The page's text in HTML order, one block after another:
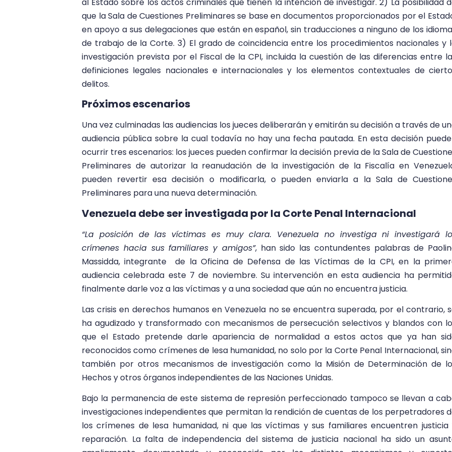
que la Sala de Cuestiones Preliminares se base en documentos proporcionados por el
en apoyo a sus delegaciones que están en español, sin traducciones a ninguno de los
de trabajo de la Corte. 3) El grado de coincidencia entre los procedimientos nacionales y
investigación prevista por el Fiscal de la CPI, incluida la cuestión de las diferencias entre
definiciones legales nacionales e internacionales y los elementos contextuales de
delitos.
Próximos escenarios
Una vez culminadas las audiencias los jueces deliberarán y emitirán su decisión a través de
audiencia pública sobre la cual todavía no hay una fecha pautada. En esta decisión
ocurrir tres escenarios: los jueces pueden confirmar la decisión previa de la Sala de
Preliminares de autorizar la reanudación de la investigación de la Fiscalía en
pueden revertir esa decisión o modificarla, o pueden enviarla a la Sala de
Preliminares para una nueva determinación.
Venezuela debe ser investigada por la Corte Penal Internacional
“La posición de las víctimas es muy clara. Venezuela no investiga ni investigará
crímenes hacia sus familiares y amigos”, han sido las contundentes palabras de
Massidda, integrante de la Oficina de Defensa de las Víctimas de la CPI, en la
audiencia celebrada este 7 de noviembre. Su intervención en esta audiencia ha
finalmente darle voz a las víctimas y a una sociedad que aún no encuentra justicia.
Las crisis en derechos humanos en Venezuela no se encuentra superada, por el contrario,
ha agudizado y transformado con mecanismos de persecución selectivos y blandos con
que el Estado pretende darle apariencia de normalidad a estos actos que ya han
reconocidos como crímenes de lesa humanidad, no solo por la Corte Penal Internacional,
también por otros mecanismos de investigación como la Misión de Determinación de
Hechos y otros órganos independientes de las Naciones Unidas.
Bajo la permanencia de este sistema de represión perfeccionado tampoco se llevan a
investigaciones independientes que permitan la rendición de cuentas de los perpetradores
los crímenes de lesa humanidad, ni que las víctimas y sus familiares encuentren justicia
reparación. La falta de independencia del sistema de justicia nacional ha sido un